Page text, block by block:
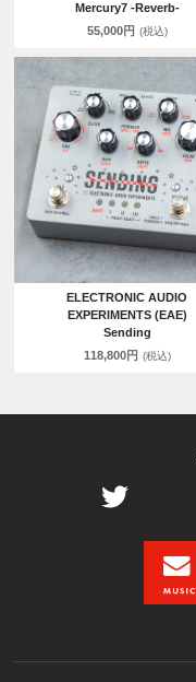
Mercury7 -Reverb-
55,000円 (税込)
ELECTRONIC AUDIO
EXPERIMENTS (EAE)
Sending
118,800円 (税込)